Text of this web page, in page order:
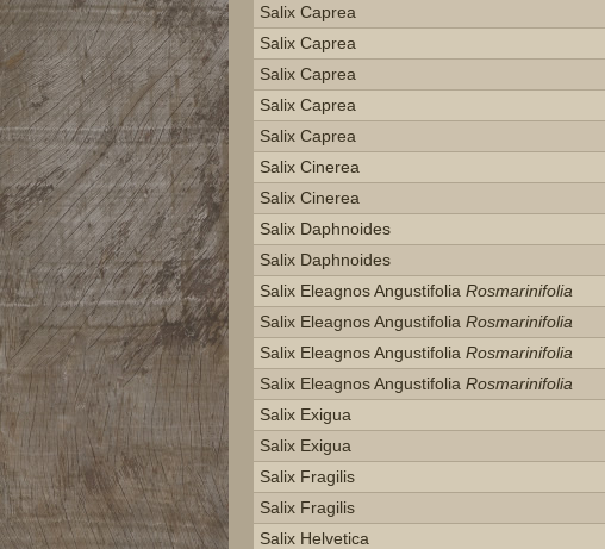
Salix Caprea
Salix Caprea
Salix Caprea
Salix Caprea
Salix Caprea
Salix Cinerea
Salix Cinerea
Salix Daphnoides
Salix Daphnoides
Salix Eleagnos Angustifolia Rosmarinifolia
Salix Eleagnos Angustifolia Rosmarinifolia
Salix Eleagnos Angustifolia Rosmarinifolia
Salix Eleagnos Angustifolia Rosmarinifolia
Salix Exigua
Salix Exigua
Salix Fragilis
Salix Fragilis
Salix Helvetica